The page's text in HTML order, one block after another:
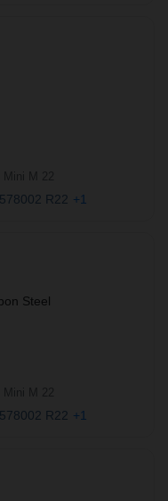
578002 R22 +1
Steel
578002 R22 +1